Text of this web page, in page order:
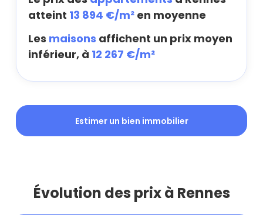
atteint 13 894 €/m² en moyenne
Les maisons affichent un prix moyen
inférieur, à 12 267 €/m²
Estimer un bien immobilier
Évolution des prix à Rennes